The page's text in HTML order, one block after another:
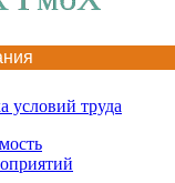
условий труда